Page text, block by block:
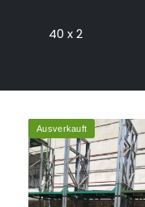
40 x 2
Ausverkauft